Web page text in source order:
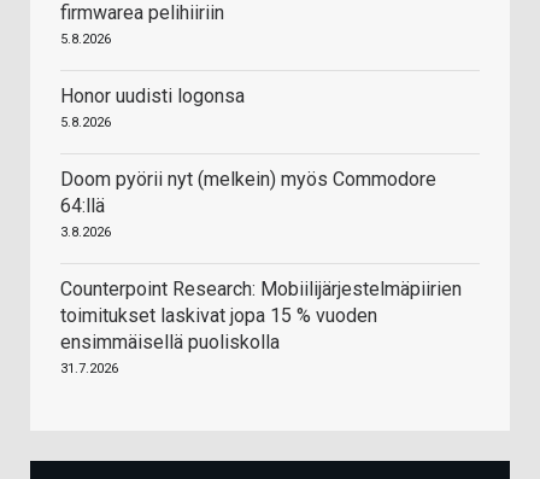
firmwarea pelihiiriin
5.8.2026
Honor uudisti logonsa
5.8.2026
Doom pyörii nyt (melkein) myös Commodore
64:llä
3.8.2026
Counterpoint Research: Mobiilijärjestelmäpiirien
toimitukset laskivat jopa 15 % vuoden
ensimmäisellä puoliskolla
31.7.2026